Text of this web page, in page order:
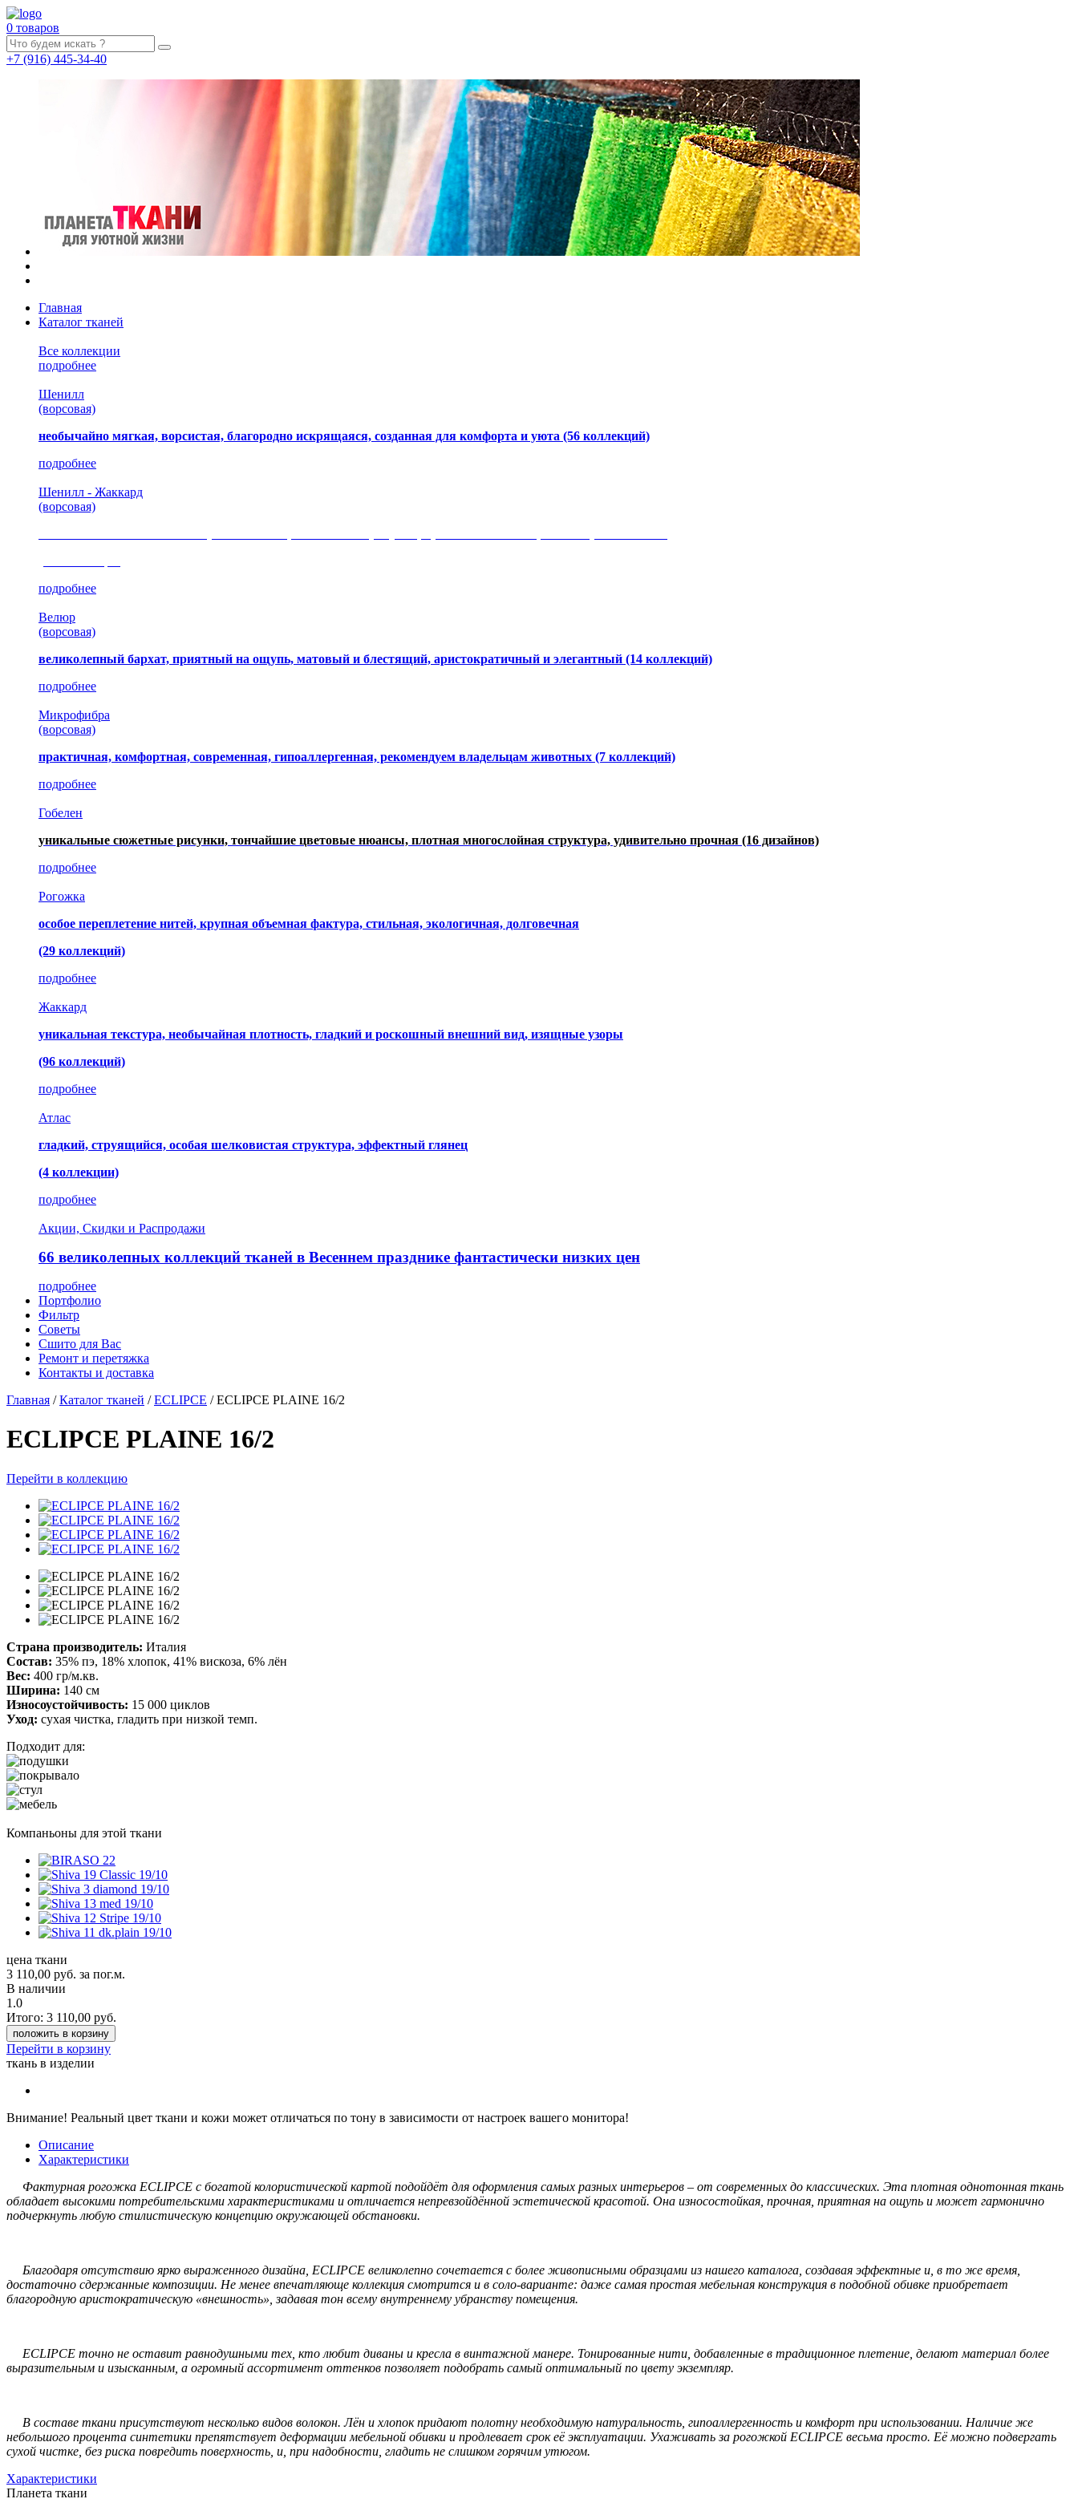
0 товаров
+7 (916) 445-34-40
Главная
Каталог тканей
Все коллекции
подробнее
Шенилл
(ворсовая)
необычайно мягкая, ворсистая, благородно искрящаяся, созданная для комфорта и уюта (56 коллекций)
подробнее
Шенилл - Жаккард
(ворсовая)
подробнее
Велюр
(ворсовая)
великолепный бархат, приятный на ощупь, матовый и блестящий, аристократичный и элегантный (14 коллекций)
подробнее
Микрофибра
(ворсовая)
практичная, комфортная, современная, гипоаллергенная, рекомендуем владельцам животных (7 коллекций)
подробнее
Гобелен
уникальные сюжетные рисунки, тончайшие цветовые нюансы, плотная многослойная структура, удивительно прочная (16 дизайнов)
подробнее
Рогожка
особое переплетение нитей, крупная объемная фактура, стильная, экологичная, долговечная
(29 коллекций)
подробнее
Жаккард
уникальная текстура, необычайная плотность, гладкий и роскошный внешний вид, изящные узоры
(96 коллекций)
подробнее
Атлас
гладкий, струящийся, особая шелковистая структура, эффектный глянец
(4 коллекции)
подробнее
Акции, Скидки и Распродажи
66 великолепных коллекций тканей в Весеннем празднике фантастически низких цен
подробнее
Портфолио
Фильтр
Советы
Сшито для Вас
Ремонт и перетяжка
Контакты и доставка
Главная / Каталог тканей / ECLIPCE / ECLIPCE PLAINE 16/2
ECLIPCE PLAINE 16/2
Перейти в коллекцию
Страна производитель: Италия
Состав: 35% пэ, 18% хлопок, 41% вискоза, 6% лён
Вес: 400 гр/м.кв.
Ширина: 140 см
Износоустойчивость: 15 000 циклов
Уход: сухая чистка, гладить при низкой темп.
Подходит для:
Компаньоны для этой ткани
цена ткани
3 110,00 руб. за пог.м.
В наличии
1.0
Итого: 3 110,00 руб.
положить в корзину
Перейти в корзину
ткань в изделии
Внимание! Реальный цвет ткани и кожи может отличаться по тону в зависимости от настроек вашего монитора!
Описание
Характеристики
Фактурная рогожка ECLIPCE с богатой колористической картой подойдёт для оформления самых разных интерьеров – от современных до классических. Эта плотная однотонная ткань
обладает высокими потребительскими характеристиками и отличается непревзойдённой эстетической красотой. Она износостойкая, прочная, приятная на ощупь и может гармонично
подчеркнуть любую стилистическую концепцию окружающей обстановки.
Благодаря отсутствию ярко выраженного дизайна, ECLIPCE великолепно сочетается с более живописными образцами из нашего каталога, создавая эффектные и, в то же время,
достаточно сдержанные композиции. Не менее впечатляюще коллекция смотрится и в соло-варианте: даже самая простая мебельная конструкция в подобной обивке приобретает
благородную аристократическую «внешность», задавая тон всему внутреннему убранству помещения.
ECLIPCE точно не оставит равнодушными тех, кто любит диваны и кресла в винтажной манере. Тонированные нити, добавленные в традиционное плетение, делают материал более
выразительным и изысканным, а огромный ассортимент оттенков позволяет подобрать самый оптимальный по цвету экземпляр.
В составе ткани присутствуют несколько видов волокон. Лён и хлопок придают полотну необходимую натуральность, гипоаллергенность и комфорт при использовании. Наличие же
небольшого процента синтетики препятствует деформации мебельной обивки и продлевает срок её эксплуатации. Ухаживать за рогожкой ECLIPCE весьма просто. Её можно подвергать
сухой чистке, без риска повредить поверхность, и, при надобности, гладить не слишком горячим утюгом.
Характеристики
Планета ткани